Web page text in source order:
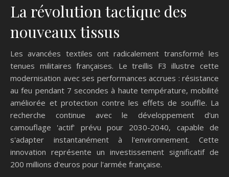
La révolution tactique des
nouveaux tissus
Les avancées textiles ont radicalement transformé les
tenues militaires françaises. Le treillis F3 illustre cette
modernisation avec ses performances accrues : résistance
au feu pendant 7 secondes à haute température, mobilité
améliorée et protection contre les effets de souffle. La
recherche continue avec le développement d'un
camouflage 'actif' prévu pour 2030-2040, capable de
s'adapter instantanément à l'environnement. Cette
innovation représente un investissement significatif de
200 millions d'euros pour l'armée française.